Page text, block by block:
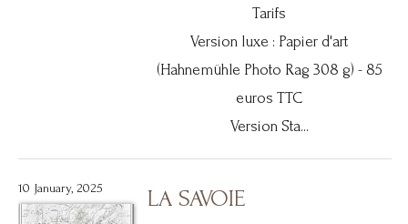
Tarifs
Version luxe : Papier d'art
(Hahnemühle Photo Rag 308 g) - 85
euros TTC
Version Sta...
10 January, 2025 LA SAVOIE